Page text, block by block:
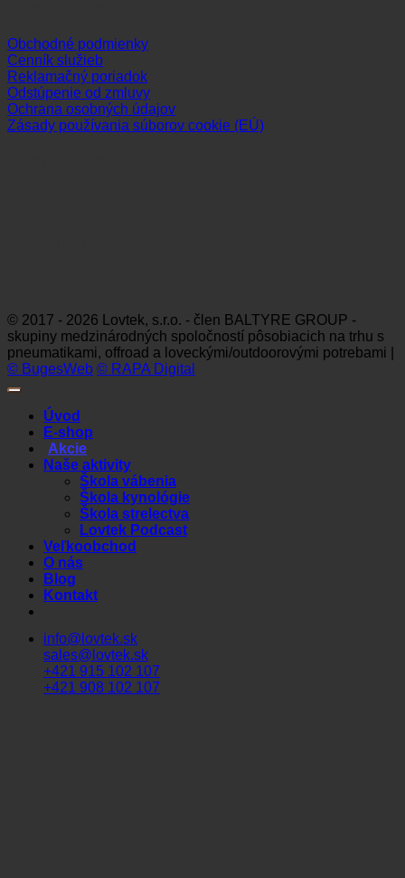
Obchodné podmienky
Cenník služieb
Reklamačný poriadok
Odstúpenie od zmluvy
Ochrana osobných údajov
Zásady používania súborov cookie (EÚ)
© 2017 - 2026 Lovtek, s.r.o. - člen BALTYRE GROUP -
skupiny medzinárodných spoločností pôsobiacich na trhu s
pneumatikami, offroad a loveckými/outdoorovými potrebami |
© BugesWeb © RAPA Digital
Úvod
E-shop
Akcie
Naše aktivity
Škola vábenia
Škola kynológie
Škola strelectva
Lovtek Podcast
Veľkoobchod
O nás
Blog
Kontakt
info@lovtek.sk
sales@lovtek.sk
+421 915 102 107
+421 908 102 107